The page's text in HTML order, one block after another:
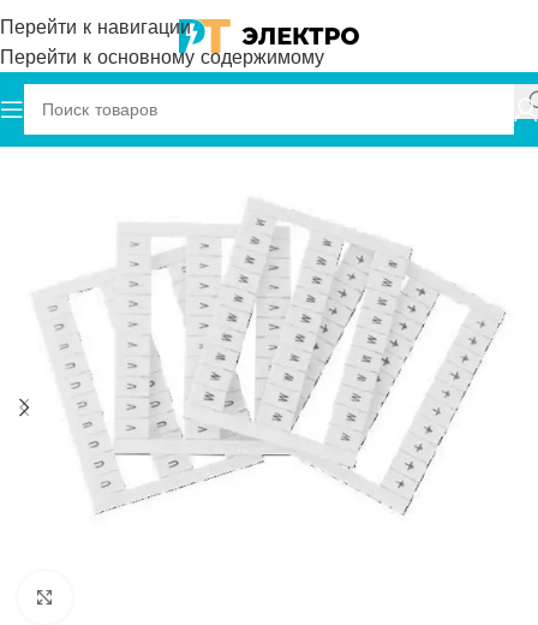
Перейти к навигации
Перейти к основному содержимому
Главная Onka Маркировка